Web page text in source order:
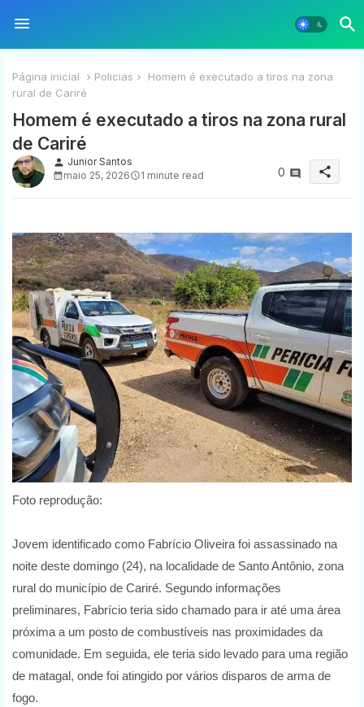
Página inicial Policias
Homem é executado a tiros na zona
rural de Cariré
Homem é executado a tiros na zona rural
de Cariré
person Junior Santos
maio 25, 2026
1 minute read 0 share
Foto reprodução:
Jovem identificado como Fabrício Oliveira foi assassinado na
noite deste domingo (24), na localidade de Santo Antônio, zona
rural do município de Cariré. Segundo informações
preliminares, Fabrício teria sido chamado para ir até uma área
próxima a um posto de combustíveis nas proximidades da
comunidade. Em seguida, ele teria sido levado para uma região
de matagal, onde foi atingido por vários disparos de arma de
fogo.